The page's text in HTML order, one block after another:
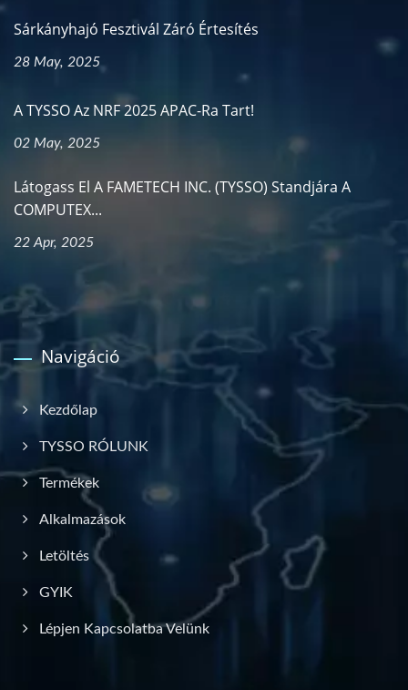
Sárkányhajó Fesztivál Záró Értesítés
28 May, 2025
A TYSSO Az NRF 2025 APAC-Ra Tart!
02 May, 2025
Látogass El A FAMETECH INC. (TYSSO) Standjára A
COMPUTEX...
22 Apr, 2025
Navigáció
Kezdőlap
TYSSO RÓLUNK
Termékek
Alkalmazások
Letöltés
GYIK
Lépjen Kapcsolatba Velünk